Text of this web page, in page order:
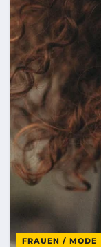
FRAUEN / MODE